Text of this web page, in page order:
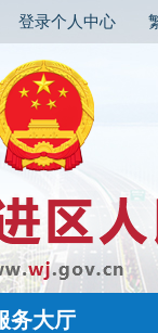
登录个人中心
务大厅